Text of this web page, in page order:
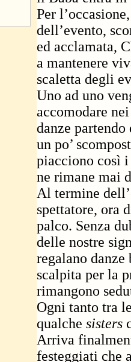
Per
dell’evento,
ed acclamata,
a mantenere
scaletta degli
Uno ad uno
accomodare
danze
un po’
piacciono così
ne rimane mai
Al termine
spettatore, ora
palco. Senza
delle nostre
regalano
scalpita per la
rimangono
Ogni tanto tra
qualche sisters
Arriva
festeggiati che